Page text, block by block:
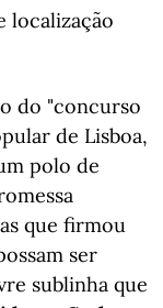
localização
do "concurso
de Lisboa,
polo de
que firmou
ser
sublinha que